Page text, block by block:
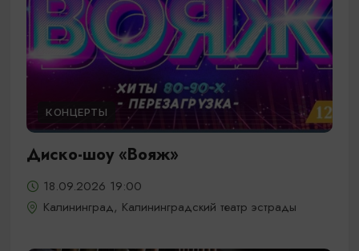
КОНЦЕРТЫ
Диско-шоу «Вояж»
18.09.2026 19:00
Калининград, Калининградский театр эстрады